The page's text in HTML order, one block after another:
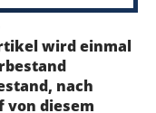
wird einmal
nach
von diesem